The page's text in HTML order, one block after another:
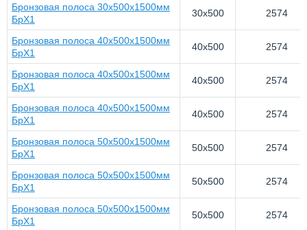
Бронзовая полоса 30x500x1500мм
БрХ1
30x500 2574
Бронзовая полоса 40x500x1500мм
БрХ1
40x500 2574
Бронзовая полоса 40x500x1500мм
БрХ1
40x500 2574
Бронзовая полоса 40x500x1500мм
БрХ1
40x500 2574
Бронзовая полоса 50x500x1500мм
БрХ1
50x500 2574
Бронзовая полоса 50x500x1500мм
БрХ1
50x500 2574
Бронзовая полоса 50x500x1500мм
БрХ1
50x500 2574